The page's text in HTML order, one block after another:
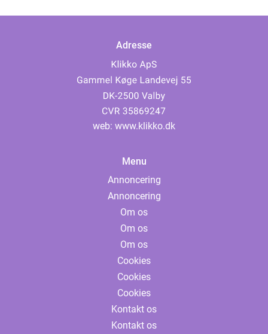
Adresse
web: www.klikko.dk
Menu
Annoncering
Annoncering
Om os
Om os
Om os
Cookies
Cookies
Cookies
Kontakt os
Kontakt os